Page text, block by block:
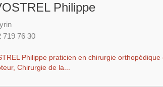
Philippe
719 76 30
Philippe praticien en chirurgie
Chirurgie de la...